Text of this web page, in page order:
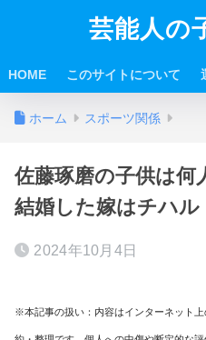
芸能人の
HOME このサイトについて
ホーム スポーツ関係
佐藤琢磨の子供は何
結婚した嫁はチハル
2024年10月4日
※本記事の扱い：内容はインターネット